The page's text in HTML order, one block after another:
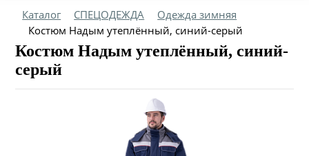
Каталог СПЕЦОДЕЖДА
Одежда зимняя
Костюм Надым утеплённый, синий-серый
Костюм Надым утеплённый, синий-
серый